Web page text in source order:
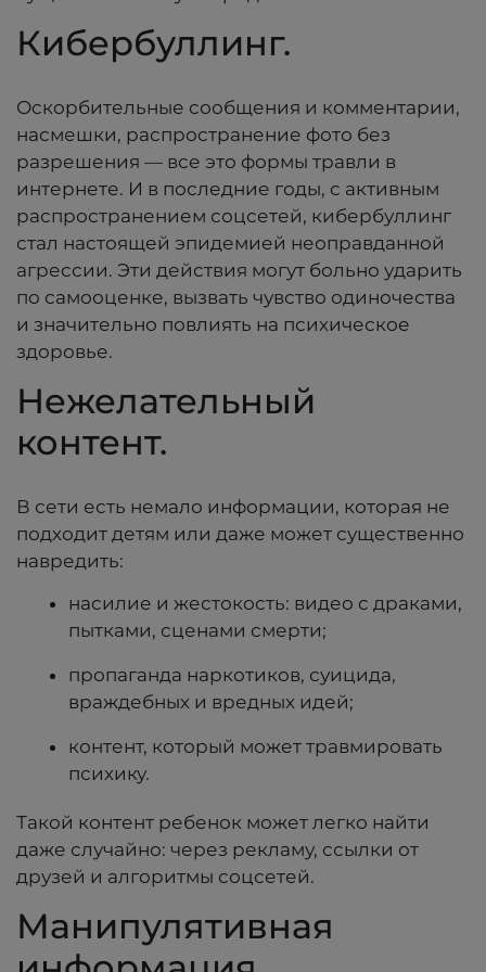
Кибербуллинг.
Оскорбительные сообщения и комментарии,
насмешки, распространение фото без
разрешения — все это формы травли в
интернете. И в последние годы, с активным
распространением соцсетей, кибербуллинг
стал настоящей эпидемией неоправданной
агрессии. Эти действия могут больно ударить
по самооценке, вызвать чувство одиночества
и значительно повлиять на психическое
здоровье.
Нежелательный
контент.
В сети есть немало информации, которая не
подходит детям или даже может существенно
навредить:
насилие и жестокость: видео с драками,
пытками, сценами смерти;
пропаганда наркотиков, суицида,
враждебных и вредных идей;
контент, который может травмировать
психику.
Такой контент ребенок может легко найти
даже случайно: через рекламу, ссылки от
друзей и алгоритмы соцсетей.
Манипулятивная